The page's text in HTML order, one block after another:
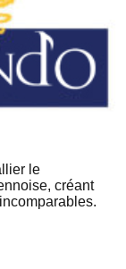
le
créant